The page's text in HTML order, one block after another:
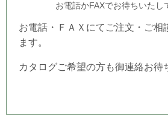
お電話かFAXでお待ちいたし
お電話・ＦＡＸにてご注文・ご相
ます。
カタログご希望の方も御連絡お待